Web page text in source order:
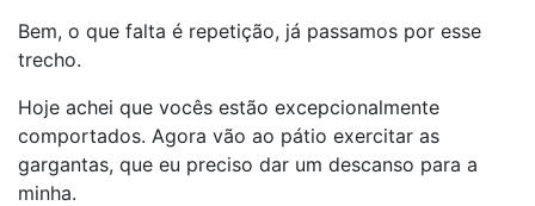
Bem, o que falta é repetição, já passamos por esse
trecho.
Hoje achei que vocês estão excepcionalmente
comportados. Agora vão ao pátio exercitar as
gargantas, que eu preciso dar um descanso para a
minha.